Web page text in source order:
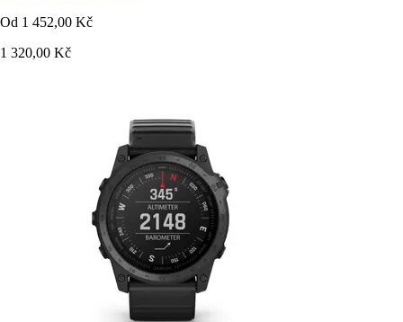
Od 1 452,00 Kč
1 320,00 Kč